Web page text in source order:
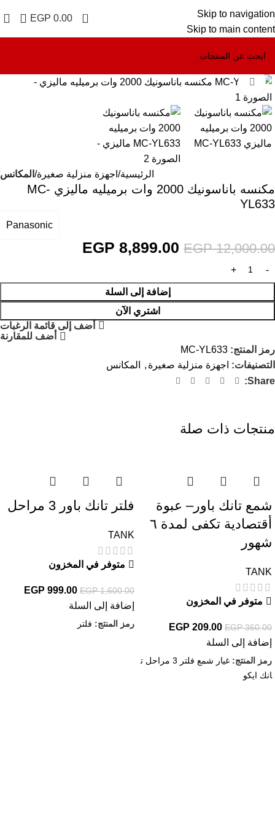
Skip to navigation
Skip to main content
0
EGP 0.00
Click to enlarge
الرئيسية اجهزة منزلية صغيرة المكانس
مكنسه باناسونيك 2000 وات برميليه ماليزي MC-
YL633
Panasonic
EGP12,000.00
EGP 8,899.00
إضافة إلى السلة
اشتري الآن
أضف إلى قائمة الرغبات
أضف للمقارنة
رمز المنتج: MC-YL633
التصنيفات: اجهزة منزلية صغيرة ,
المكانس
Share:
منتجات ذات صلة
شمع تانك باور– عبوة
أقتصادية تكفى لمدة ٦
شهور
TANK
متوفر في المخزون
EGP360.00
EGP 209.00
إضافة إلى السلة
رمز المنتج:
غيار شمع فلتر 3 مراحل ت
انك ايكو
فلتر تانك باور 3 مراحل
TANK
متوفر في المخزون
EGP1,600.00
EGP 999.00
إضافة إلى السلة
رمز المنتج: فلتر